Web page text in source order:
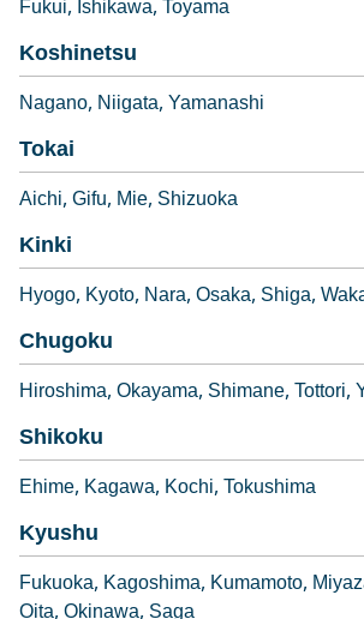
Fukui Ishikawa Toyama
Koshinetsu
Nagano Niigata Yamanashi
Tokai
Aichi Gifu Mie Shizuoka
Kinki
Hyogo Kyoto Nara Osaka Shiga
Chugoku
Hiroshima Okayama Shimane Tottori
Shikoku
Ehime Kagawa Kochi Tokushima
Kyushu
Fukuoka Kagoshima Kumamoto
Oita Okinawa Saga